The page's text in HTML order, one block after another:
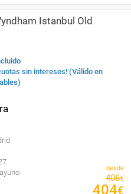
Istanbul Old
sin intereses! (Válido en
desde
406€
404€